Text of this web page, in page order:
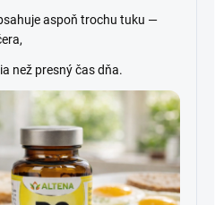
aspoň trochu tuku —
než presný čas dňa.